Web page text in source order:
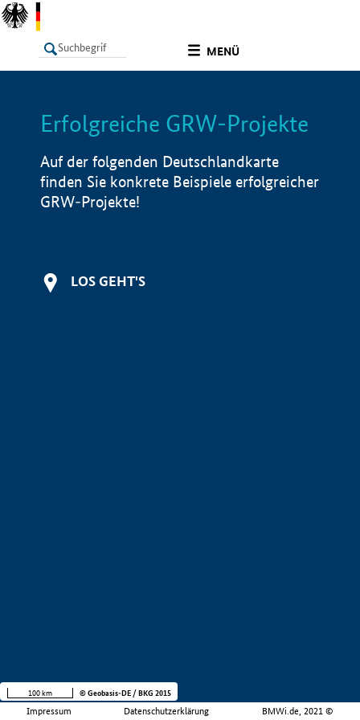
MENÜ
LISTE Info
Erfolgreiche GRW-Projekte
Auf der folgenden Deutschlandkarte
finden Sie konkrete Beispiele erfolgreicher
GRW-Projekte!
LOS GEHT'S
Impressum Datenschutzerklärung BMWi.de, 2021 ©
100 km © Geobasis-DE / BKG 2015